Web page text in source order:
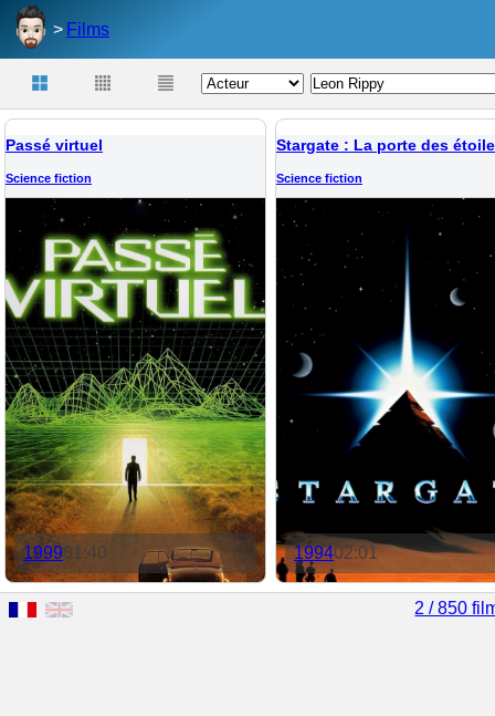
Films
Passé virtuel
Science fiction
199901:40
Stargate : La porte des
Science fiction
199402:01
2 / 850